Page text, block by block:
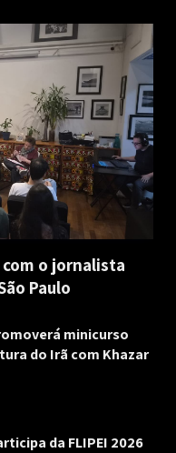
com o jornalista
Paulo
minicurso
do Irã com Khazar
da FLIPEI 2026